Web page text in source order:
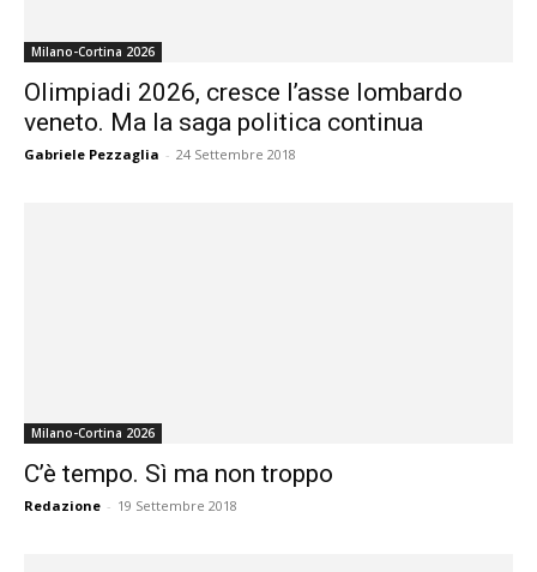
Milano-Cortina 2026
Olimpiadi 2026, cresce l’asse lombardo
veneto. Ma la saga politica continua
Gabriele Pezzaglia - 24 Settembre 2018
Milano-Cortina 2026
C’è tempo. Sì ma non troppo
Redazione - 19 Settembre 2018